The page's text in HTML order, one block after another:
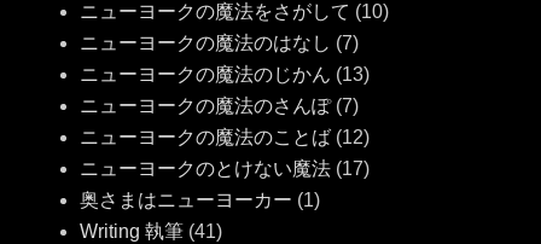
ニューヨークの魔法をさがして (10)
ニューヨークの魔法のはなし (7)
ニューヨークの魔法のじかん (13)
ニューヨークの魔法のさんぽ(7)
ニューヨークの魔法のことば(12)
ニューヨークのとけない魔法(17)
奥さまはニューヨーカー (1)
Writing 執筆(41)